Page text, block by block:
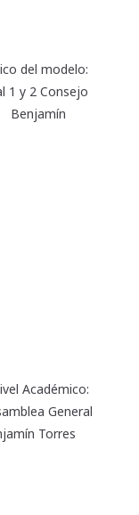
del modelo:
1 y 2 Consejo
Benjamín
Académico:
General
Torres